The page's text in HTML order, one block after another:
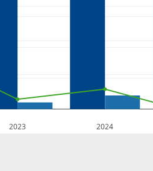
2023 2024